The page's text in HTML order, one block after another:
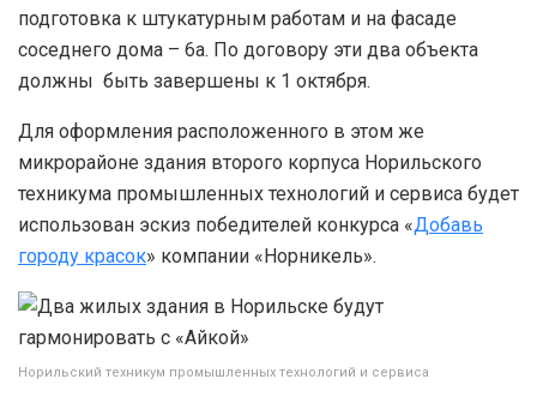
подготовка к штукатурным работам и на фасаде
соседнего дома – 6а. По договору эти два объекта
должны быть завершены к 1 октября.
Для оформления расположенного в этом же
микрорайоне здания второго корпуса Норильского
техникума промышленных технологий и сервиса будет
использован эскиз победителей конкурса «Добавь
городу красок» компании «Норникель».
Норильский техникум промышленных технологий и сервиса